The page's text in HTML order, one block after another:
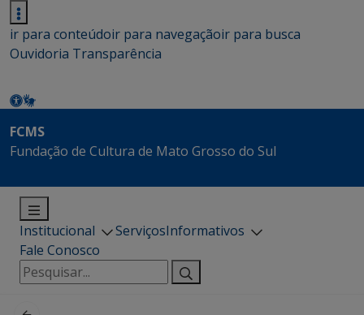
ir para conteúdoir para navegaçãoir para busca
Ouvidoria Transparência
FCMS
Fundação de Cultura de Mato Grosso do Sul
Institucional ServiçosInformativos
Fale Conosco
Pesquisar
por: